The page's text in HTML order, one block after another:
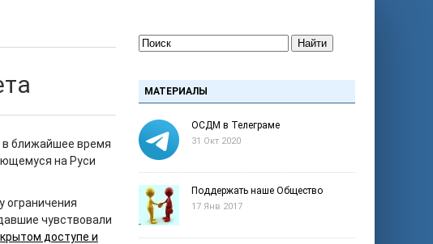
в ближайшее время
на Руси
ограничения
чувствовали
доступе и
Найти
МАТЕРИАЛЫ
ОСДМ в Телеграме
31 Окт 2020
Поддержать наше Общество
17 Янв 2017